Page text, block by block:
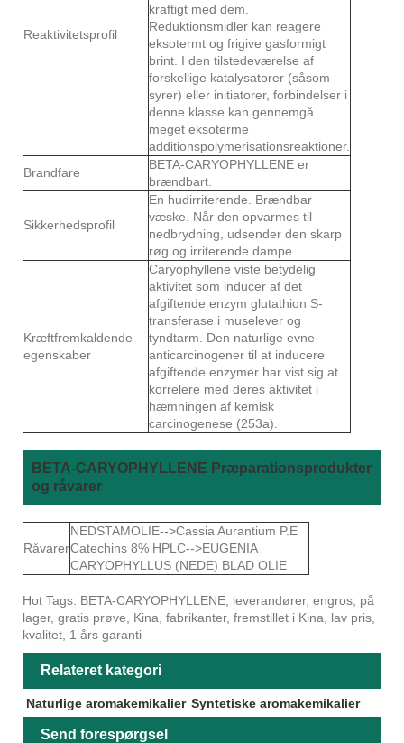
Reaktivitetsprofil
kraftigt med dem.
Reduktionsmidler kan reagere
eksotermt og frigive gasformigt
brint. I den tilstedeværelse af
forskellige katalysatorer (såsom
syrer) eller initiatorer, forbindelser i
denne klasse kan gennemgå
meget eksoterme
additionspolymerisationsreaktioner.
Brandfare
BETA-CARYOPHYLLENE er
brændbart.
Sikkerhedsprofil
En hudirriterende. Brændbar
væske. Når den opvarmes til
nedbrydning, udsender den skarp
røg og irriterende dampe.
Kræftfremkaldende
egenskaber
Caryophyllene viste betydelig
aktivitet som inducer af det
afgiftende enzym glutathion S-
transferase i muselever og
tyndtarm. Den naturlige evne
anticarcinogener til at inducere
afgiftende enzymer har vist sig at
korrelere med deres aktivitet i
hæmningen af ​​kemisk
carcinogenese (253a).
BETA-CARYOPHYLLENE Præparationsprodukter
og råvarer
Råvarer
NEDSTAMOLIE-->Cassia Aurantium P.E
Catechins 8% HPLC-->EUGENIA
CARYOPHYLLUS (NEDE) BLAD OLIE
Hot Tags: BETA-CARYOPHYLLENE, leverandører, engros, på
lager, gratis prøve, Kina, fabrikanter, fremstillet i Kina, lav pris,
kvalitet, 1 års garanti
Relateret kategori
Naturlige aromakemikalier Syntetiske aromakemikalier
Send forespørgsel